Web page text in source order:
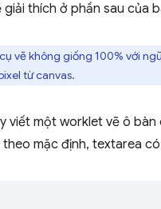
giải thích ở phần sau của
vẽ không giống 100% với
từ canvas.
viết một worklet vẽ ô
mặc định, textarea